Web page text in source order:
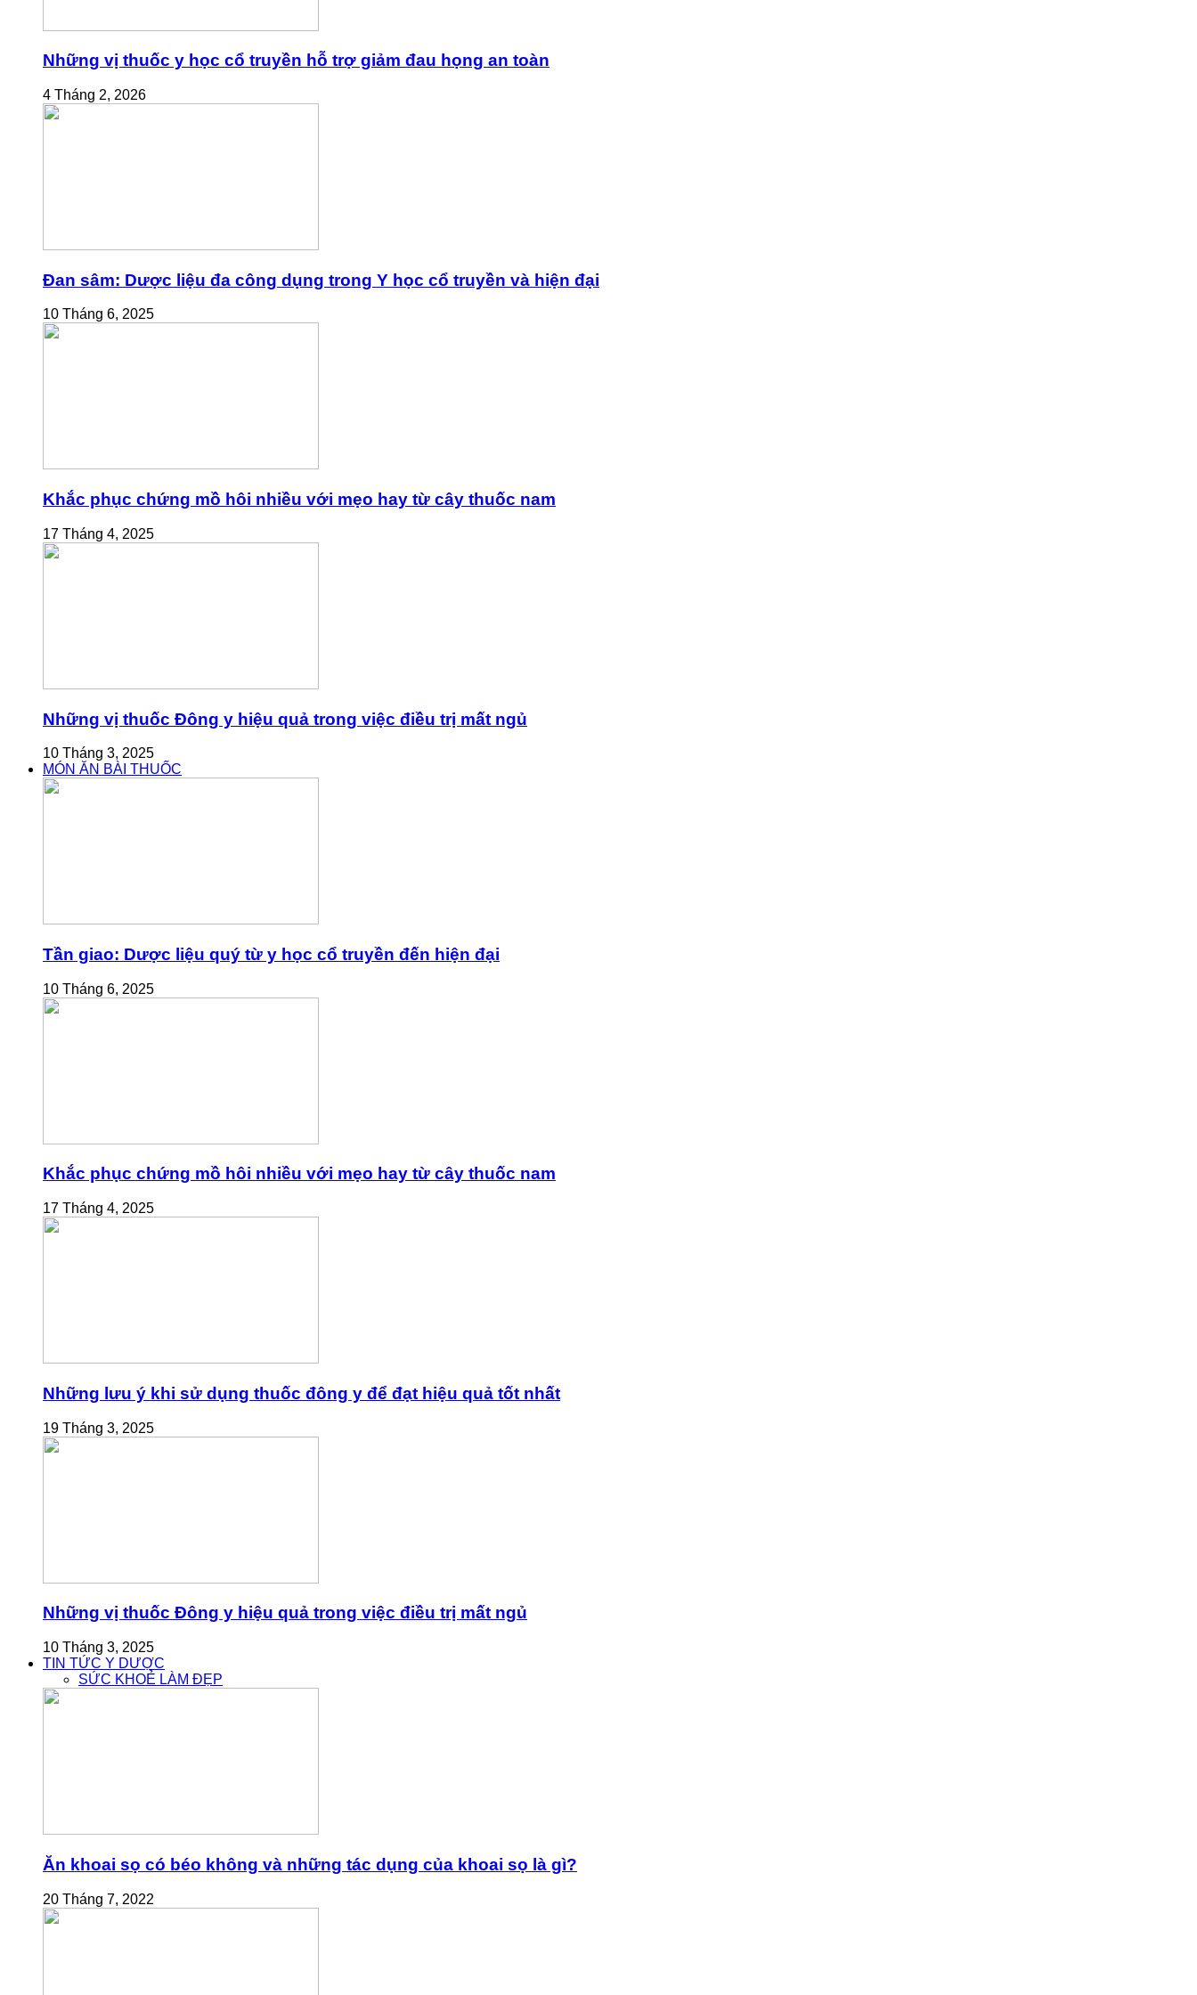
Những vị thuốc y học cổ truyền hỗ trợ giảm đau họng an toàn
4 Tháng 2, 2026
Đan sâm: Dược liệu đa công dụng trong Y học cổ truyền và hiện đại
10 Tháng 6, 2025
Khắc phục chứng mồ hôi nhiều với mẹo hay từ cây thuốc nam
17 Tháng 4, 2025
Những vị thuốc Đông y hiệu quả trong việc điều trị mất ngủ
10 Tháng 3, 2025
MÓN ĂN BÀI THUỐC
Tần giao: Dược liệu quý từ y học cổ truyền đến hiện đại
10 Tháng 6, 2025
Khắc phục chứng mồ hôi nhiều với mẹo hay từ cây thuốc nam
17 Tháng 4, 2025
Những lưu ý khi sử dụng thuốc đông y để đạt hiệu quả tốt nhất
19 Tháng 3, 2025
Những vị thuốc Đông y hiệu quả trong việc điều trị mất ngủ
10 Tháng 3, 2025
TIN TỨC Y DƯỢC
SỨC KHOẺ LÀM ĐẸP
Ăn khoai sọ có béo không và những tác dụng của khoai sọ là gì?
20 Tháng 7, 2022